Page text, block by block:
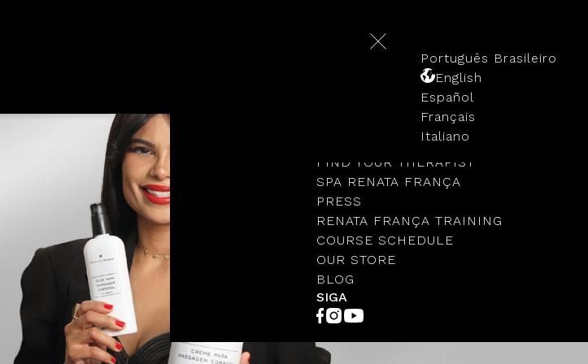
FIND YOUR THERAPIST
SPA RENATA FRANÇA
PRESS
RENATA FRANÇA TRAINING
COURSE SCHEDULE
OUR STORE
BLOG
SIGA
Português Brasileiro
English
Español
Français
Italiano